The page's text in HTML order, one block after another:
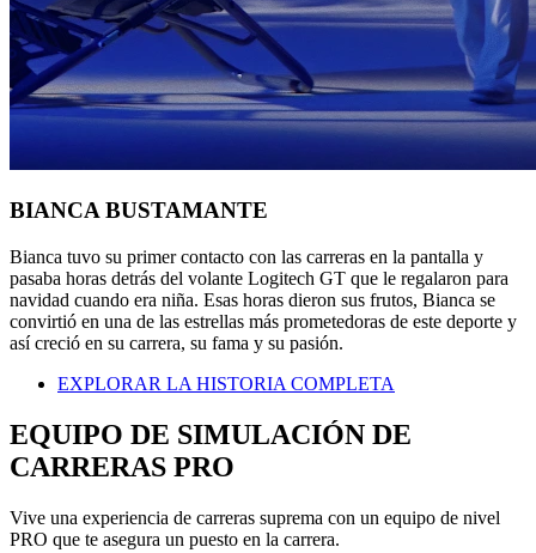
BIANCA BUSTAMANTE
Bianca tuvo su primer contacto con las carreras en la pantalla y
pasaba horas detrás del volante Logitech GT que le regalaron para
navidad cuando era niña. Esas horas dieron sus frutos, Bianca se
convirtió en una de las estrellas más prometedoras de este deporte y
así creció en su carrera, su fama y su pasión.
EXPLORAR LA HISTORIA COMPLETA
EQUIPO DE SIMULACIÓN DE
CARRERAS PRO
Vive una experiencia de carreras suprema con un equipo de nivel
PRO que te asegura un puesto en la carrera.